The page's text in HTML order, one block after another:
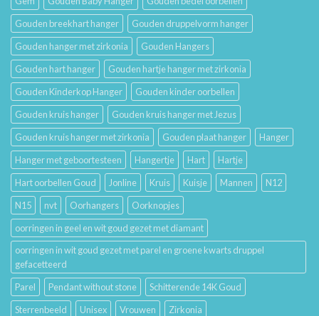
Gouden breekhart hanger
Gouden druppelvorm hanger
Gouden hanger met zirkonia
Gouden Hangers
Gouden hart hanger
Gouden hartje hanger met zirkonia
Gouden Kinderkop Hanger
Gouden kinder oorbellen
Gouden kruis hanger
Gouden kruis hanger met Jezus
Gouden kruis hanger met zirkonia
Gouden plaat hanger
Hanger
Hanger met geboortesteen
Hangertje Hart
Hartje
Hart oorbellen Goud
Jonline Kruis Kuisje Mannen
N12
N15
nvt Oorhangers
Oorknopjes
oorringen in geel en wit goud gezet met diamant
oorringen in wit goud gezet met parel en groene kwarts druppel
gefacetteerd
Parel
Pendant without stone
Schitterende 14K Goud
Sterrenbeeld
Unisex Vrouwen Zirkonia